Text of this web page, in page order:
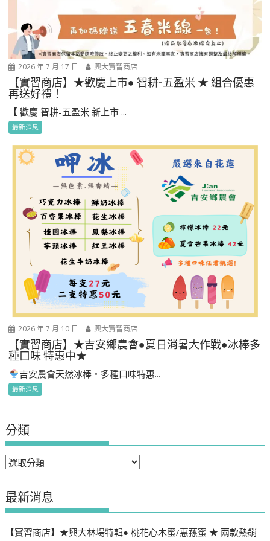
2026 年 7 月 17 日 興大實習商店
【實習商店】★歡慶上市● 智耕-五盈米 ★ 組合優惠
再送好禮！
【 歡慶 智耕-五盈米 新上市 ...
最新消息
2026 年 7 月 10 日 興大實習商店
【實習商店】★吉安鄉農會●夏日消暑大作戰●冰棒多
種口味 特惠中★
吉安農會天然冰棒・多種口味特惠...
最新消息
分類
分
最新消息
【實習商店】★興大林場特輯● 桃花心木蜜/惠蓀蜜 ★ 兩款熱銷